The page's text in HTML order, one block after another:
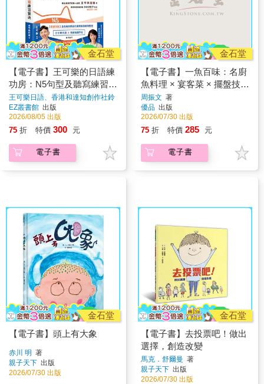
金石堂
【電子書】王可樂的日語練
功房：N5句型及聽寫練習寶
典
王可樂日語、香港和達知創作社鈴
木妃佐子校長／審訂
EZ叢書館 出版
2026/08/05 出版
75 折 特價 300 元
電子書
金石堂
【電子書】一魚百味：名廚
魚料理 × 宴客菜 × 擺盤技巧
× 沾醬 × 淋醬
周振文 著
優品 出版
2026/07/30 出版
75 折 特價 285 元
電子書
金石堂
【電子書】頭上有大象
赤川 明 著
親子天下 出版
2026/07/30 出版
金石堂
【電子書】去投票吧！做出
選擇，創造改變
馬克．舒爾曼 著
親子天下 出版
2026/07/30 出版